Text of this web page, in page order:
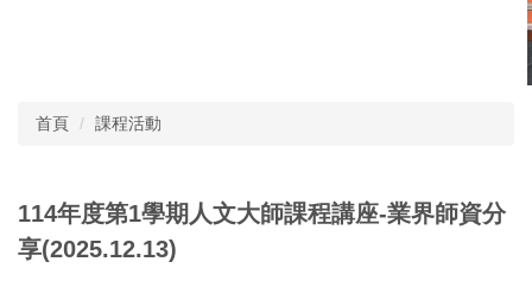
首頁 課程活動
114年度第1學期人文大師課程講座-業界師資分
享(2025.12.13)